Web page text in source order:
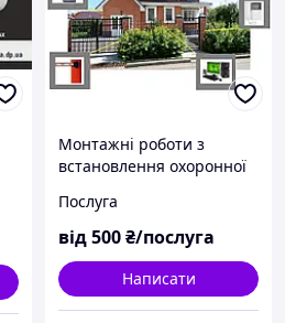
Монтажні роботи з
встановлення охоронної
Послуга
від500₴/послуга
Написати